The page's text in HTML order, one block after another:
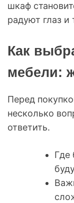
шкаф
радуют глаз и
Как
мебели:
Перед
несколько
ответить.
Где